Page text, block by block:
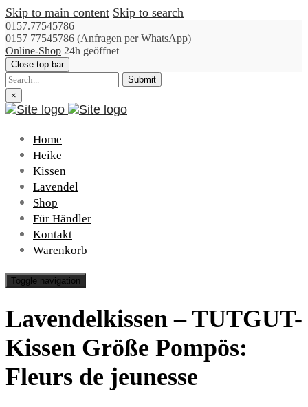
Skip to main content Skip to search
0157.77545786
0157 77545786 (Anfragen per WhatsApp)
Online-Shop 24h geöffnet
Close top bar
Submit
×
Home
Heike
Kissen
Lavendel
Shop
Für Händler
Kontakt
Warenkorb
Toggle navigation
Lavendelkissen – TUTGUT-
Kissen Größe Pompös:
Fleurs de jeunesse